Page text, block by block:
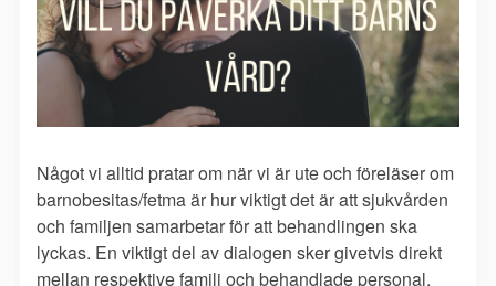
Något vi alltid pratar om när vi är ute och föreläser om
barnobesitas/fetma är hur viktigt det är att sjukvården
och familjen samarbetar för att behandlingen ska
lyckas. En viktigt del av dialogen sker givetvis direkt
mellan respektive familj och behandlade personal,